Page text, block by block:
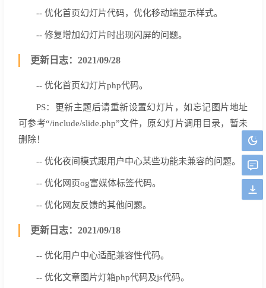
-- 优化首页幻灯片代码，优化移动端显示样式。
-- 修复增加幻灯片时出现闪屏的问题。
更新日志：2021/09/28
-- 优化首页幻灯片php代码。
PS：更新主题后请重新设置幻灯片，如忘记图片地址
可参考“/include/slide.php”文件，原幻灯片调用目录，暂未
删除！
-- 优化夜间模式跟用户中心某些功能未兼容的问题。
-- 优化网页og富媒体标签代码。
-- 优化网友反馈的其他问题。
更新日志：2021/09/18
-- 优化用户中心适配兼容性代码。
-- 优化文章图片灯箱php代码及js代码。